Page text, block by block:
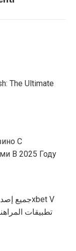
The Ultimate
С
В 2025 Году